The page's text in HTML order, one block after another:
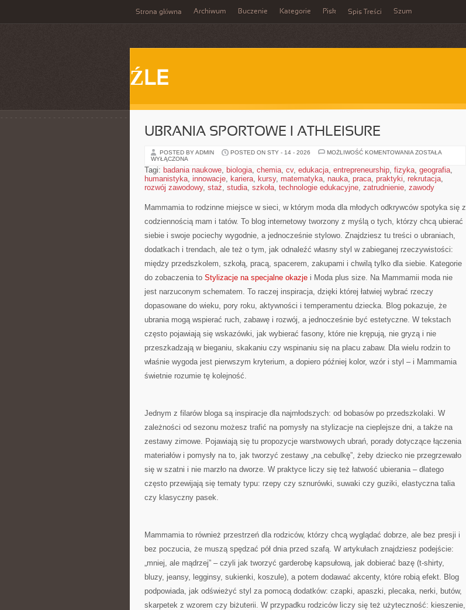
Strona główna Archiwum Buczenie Kategorie Pisk Spis Treści Szum
ŹLE
UBRANIA SPORTOWE I ATHLEISURE
POSTED BY ADMIN POSTED ON STY - 14 - 2026 MOŻLIWOŚĆ KOMENTOWANIA UBRANIA
ATHLEISURE
ZOSTAŁA
WYŁĄCZONA
Tagi: badania naukowe, biologia, chemia, cv, edukacja, entrepreneurship, fizyka, geografia,
humanistyka, innowacje, kariera, kursy, matematyka, nauka, praca, praktyki, rekrutacja,
rozwój zawodowy, staż, studia, szkoła, technologie edukacyjne, zatrudnienie, zawody
Mammamia to rodzinne miejsce w sieci, w którym moda dla młodych odkrywców spotyka się z
codziennością mam i tatów. To blog internetowy tworzony z myślą o tych, którzy chcą ubierać
siebie i swoje pociechy wygodnie, a jednocześnie stylowo. Znajdziesz tu treści o ubraniach,
dodatkach i trendach, ale też o tym, jak odnaleźć własny styl w zabieganej rzeczywistości:
między przedszkolem, szkołą, pracą, spacerem, zakupami i chwilą tylko dla siebie. Kategorie
do zobaczenia to Stylizacje na specjalne okazje i Moda plus size. Na Mammamii moda nie
jest narzuconym schematem. To raczej inspiracja, dzięki której łatwiej wybrać rzeczy
dopasowane do wieku, pory roku, aktywności i temperamentu dziecka. Blog pokazuje, że
ubrania mogą wspierać ruch, zabawę i rozwój, a jednocześnie być estetyczne. W tekstach
często pojawiają się wskazówki, jak wybierać fasony, które nie krępują, nie gryzą i nie
przeszkadzają w bieganiu, skakaniu czy wspinaniu się na placu zabaw. Dla wielu rodzin to
właśnie wygoda jest pierwszym kryterium, a dopiero później kolor, wzór i styl – i Mammamia
świetnie rozumie tę kolejność.
Jednym z filarów bloga są inspiracje dla najmłodszych: od bobasów po przedszkolaki. W
zależności od sezonu możesz trafić na pomysły na stylizacje na cieplejsze dni, a także na
zestawy zimowe. Pojawiają się tu propozycje warstwowych ubrań, porady dotyczące łączenia
materiałów i pomysły na to, jak tworzyć zestawy „na cebulkę”, żeby dziecko nie przegrzewało
się w szatni i nie marzło na dworze. W praktyce liczy się też łatwość ubierania – dlatego
często przewijają się tematy typu: rzepy czy sznurówki, suwaki czy guziki, elastyczna talia
czy klasyczny pasek.
Mammamia to również przestrzeń dla rodziców, którzy chcą wyglądać dobrze, ale bez presji i
bez poczucia, że muszą spędzać pół dnia przed szafą. W artykułach znajdziesz podejście:
„mniej, ale mądrzej” – czyli jak tworzyć garderobę kapsułową, jak dobierać bazę (t-shirty,
bluzy, jeansy, legginsy, sukienki, koszule), a potem dodawać akcenty, które robią efekt. Blog
podpowiada, jak odświeżyć styl za pomocą dodatków: czapki, apaszki, plecaka, nerki, butów,
skarpetek z wzorem czy biżuterii. W przypadku rodziców liczy się też użyteczność: kieszenie,